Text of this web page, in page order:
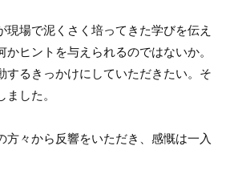
現場で泥くさく培ってきた学びを伝え
ヒントを与えられるのではないか。
するきっかけにしていただきたい。そ
した。
方々から反響をいただき、感慨は一入